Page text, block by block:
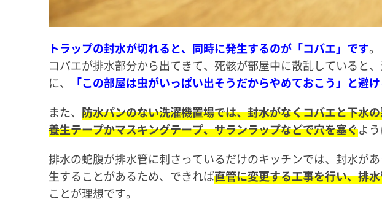
トラップの封水が切れると、同時に発生するのが「コバエ」です。
コバエが排水部分から出てきて、死骸が部屋中に散乱していると
に、
「この部屋は虫がいっぱい出そうだからやめておこう」と避
また、 防水パンのない洗濯機置場では、封水がなくコバエと下水
養生テープかマスキングテープ、サランラップなどで穴を塞ぐよ
排水の蛇腹が排水管に刺さっているだけのキッチンでは、封水が
生することがあるため、できれば直管に変更する工事を行い、排
ことが理想です。